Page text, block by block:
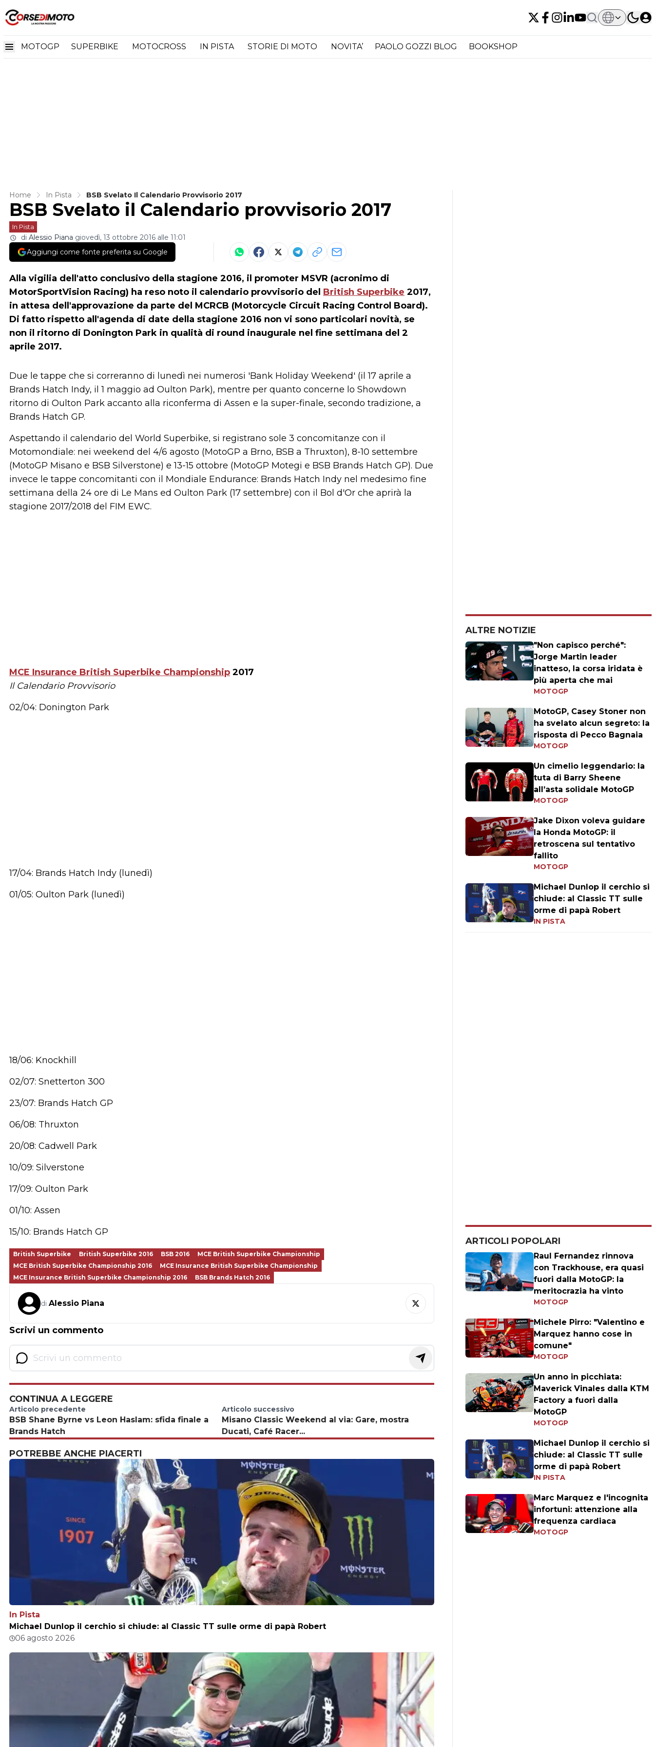
MOTOGP SUPERBIKE MOTOCROSS IN PISTA STORIE DI MOTO NOVITA’ PAOLO GOZZI BLOG BOOKSHOP
Home In Pista BSB Svelato Il Calendario Provvisorio 2017
BSB Svelato il Calendario provvisorio 2017
In Pista
di Alessio Piana giovedì, 13 ottobre 2016 alle 11:01
Aggiungi come fonte preferita su Google
Alla vigilia dell'atto conclusivo della stagione 2016, il promoter MSVR (acronimo di
MotorSportVision Racing) ha reso noto il calendario provvisorio del British Superbike 2017,
in attesa dell'approvazione da parte del MCRCB (Motorcycle Circuit Racing Control Board).
Di fatto rispetto all'agenda di date della stagione 2016 non vi sono particolari novità, se
non il ritorno di Donington Park in qualità di round inaugurale nel fine settimana del 2
aprile 2017.
Due le tappe che si correranno di lunedì nei numerosi 'Bank Holiday Weekend' (il 17 aprile a
Brands Hatch Indy, il 1 maggio ad Oulton Park), mentre per quanto concerne lo Showdown
ritorno di Oulton Park accanto alla riconferma di Assen e la super-finale, secondo tradizione, a
Brands Hatch GP.
Aspettando il calendario del World Superbike, si registrano sole 3 concomitanze con il
Motomondiale: nei weekend del 4/6 agosto (MotoGP a Brno, BSB a Thruxton), 8-10 settembre
(MotoGP Misano e BSB Silverstone) e 13-15 ottobre (MotoGP Motegi e BSB Brands Hatch GP). Due
invece le tappe concomitanti con il Mondiale Endurance: Brands Hatch Indy nel medesimo fine
settimana della 24 ore di Le Mans ed Oulton Park (17 settembre) con il Bol d'Or che aprirà la
stagione 2017/2018 del FIM EWC.
MCE Insurance British Superbike Championship 2017
Il Calendario Provvisorio
02/04: Donington Park
17/04: Brands Hatch Indy (lunedì)
01/05: Oulton Park (lunedì)
18/06: Knockhill
02/07: Snetterton 300
23/07: Brands Hatch GP
06/08: Thruxton
20/08: Cadwell Park
10/09: Silverstone
17/09: Oulton Park
01/10: Assen
15/10: Brands Hatch GP
British Superbike British Superbike 2016 BSB 2016
MCE British Superbike Championship
MCE British Superbike Championship 2016
MCE Insurance British Superbike Championship
MCE Insurance British Superbike Championship 2016
BSB Brands Hatch 2016
di Alessio Piana
Scrivi un commento
CONTINUA A LEGGERE
Articolo precedente
BSB Shane Byrne vs Leon Haslam: sfida finale a
Brands Hatch
Articolo successivo
Misano Classic Weekend al via: Gare, mostra
Ducati, Café Racer...
POTREBBE ANCHE PIACERTI
In Pista
Michael Dunlop il cerchio si chiude: al Classic TT sulle orme di papà Robert
06 agosto 2026
ALTRE NOTIZIE
"Non capisco perché":
Jorge Martin leader
inatteso, la corsa iridata è
più aperta che mai
MOTOGP
MotoGP, Casey Stoner non
ha svelato alcun segreto: la
risposta di Pecco Bagnaia
MOTOGP
Un cimelio leggendario: la
tuta di Barry Sheene
all’asta solidale MotoGP
MOTOGP
Jake Dixon voleva guidare
la Honda MotoGP: il
retroscena sul tentativo
fallito
MOTOGP
Michael Dunlop il cerchio si
chiude: al Classic TT sulle
orme di papà Robert
IN PISTA
ARTICOLI POPOLARI
Raul Fernandez rinnova
con Trackhouse, era quasi
fuori dalla MotoGP: la
meritocrazia ha vinto
MOTOGP
Michele Pirro: "Valentino e
Marquez hanno cose in
comune"
MOTOGP
Un anno in picchiata:
Maverick Vinales dalla KTM
Factory a fuori dalla
MotoGP
MOTOGP
Michael Dunlop il cerchio si
chiude: al Classic TT sulle
orme di papà Robert
IN PISTA
Marc Marquez e l'incognita
infortuni: attenzione alla
frequenza cardiaca
MOTOGP